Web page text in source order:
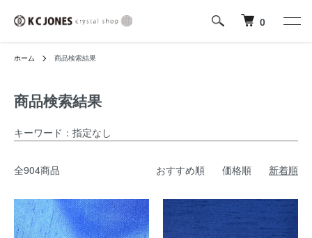
0
ホーム 商品検索結果
商品検索結果
キーワード：指定なし
全904商品 おすすめ順 価格順 新着順